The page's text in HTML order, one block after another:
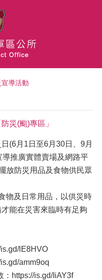
宣導活動
災(颱)專區」
(6月1日至6月30日、9月
推廣實體賣場及網路平
放防災用品及食物供民眾
物及日常用品，以供災時
能在災害來臨時有足夠
lE8HVO
amm9oq
：https://is.gd/IiAY3f